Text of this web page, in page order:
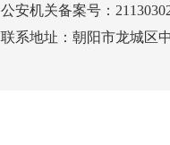
公安机关备案号：
联系地址：朝阳市龙城区